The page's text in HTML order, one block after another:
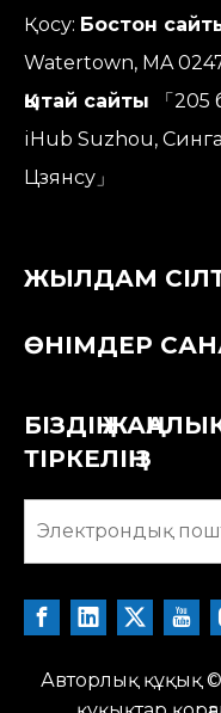
Қосу: Бостон
Watertown, MA
Қытай сайты
「
iHub Suzhou,
Цзянсу」
ЖЫЛДАМ
ӨНІМДЕР
БІЗДІҢ
ТІРКЕЛІҢІЗ
Авторлық құқық ©